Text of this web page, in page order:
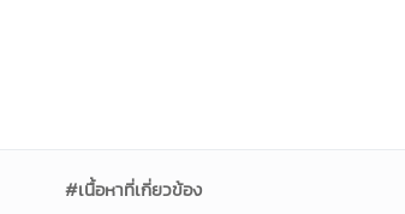
#เนื้อหาที่เกี่ยวข้อง